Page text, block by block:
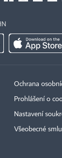
Ochrana
Prohlášení o
Nastavení
Všeobecné